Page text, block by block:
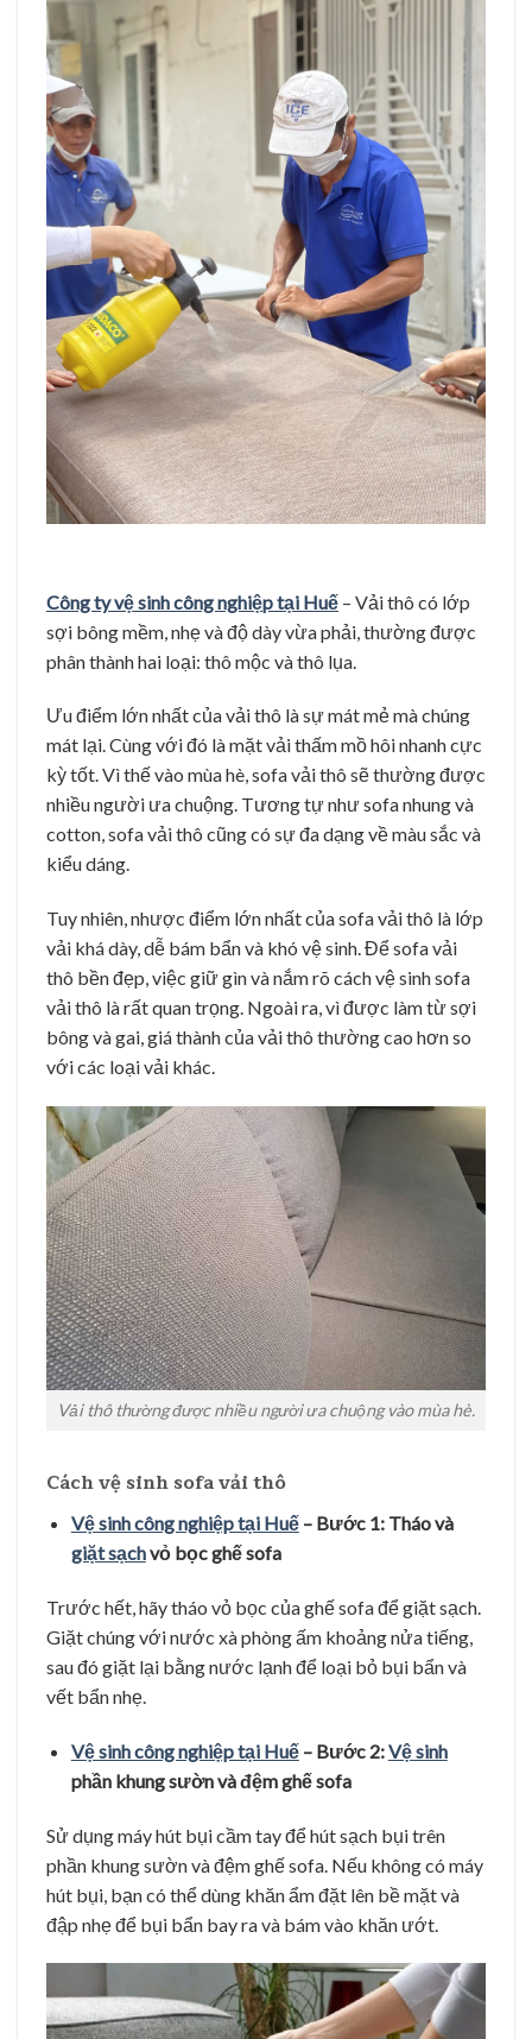
Công ty vệ sinh công nghiệp tại Huế – Vải thô có lớp
sợi bông mềm, nhẹ và độ dày vừa phải, thường được
phân thành hai loại: thô mộc và thô lụa.
Ưu điểm lớn nhất của vải thô là sự mát mẻ mà chúng
mát lại. Cùng với đó là mặt vải thấm mồ hôi nhanh cực
kỳ tốt. Vì thế vào mùa hè, sofa vải thô sẽ thường được
nhiều người ưa chuộng. Tương tự như sofa nhung và
cotton, sofa vải thô cũng có sự đa dạng về màu sắc và
kiểu dáng.
Tuy nhiên, nhược điểm lớn nhất của sofa vải thô là lớp
vải khá dày, dễ bám bẩn và khó vệ sinh. Để sofa vải
thô bền đẹp, việc giữ gìn và nắm rõ cách vệ sinh sofa
vải thô là rất quan trọng. Ngoài ra, vì được làm từ sợi
bông và gai, giá thành của vải thô thường cao hơn so
với các loại vải khác.
Vải thô thường được nhiều người ưa chuộng vào mùa hè.
Cách vệ sinh sofa vải thô
Vệ sinh công nghiệp tại Huế– Bước 1: Tháo và
giặt sạchvỏ bọc ghế sofa
Trước hết, hãy tháo vỏ bọc của ghế sofa để giặt sạch.
Giặt chúng với nước xà phòng ấm khoảng nửa tiếng,
sau đó giặt lại bằng nước lạnh để loại bỏ bụi bẩn và
vết bẩn nhẹ.
Vệ sinh công nghiệp tại Huế– Bước 2:Vệ sinh
phần khung sườn và đệm ghế sofa
Sử dụng máy hút bụi cầm tay để hút sạch bụi trên
phần khung sườn và đệm ghế sofa. Nếu không có máy
hút bụi, bạn có thể dùng khăn ẩm đặt lên bề mặt và
đập nhẹ để bụi bẩn bay ra và bám vào khăn ướt.